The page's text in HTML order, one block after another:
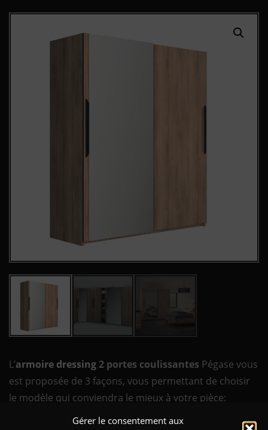
Gérer le consentement aux
L’armoire dressing 2 portes coulissantes Pégase vous
est proposée de 3 façons, vous permettant de choisir
le modèle qui conviendra le mieux à votre pièce:
2 portes coulissantes en 2 portes pleines